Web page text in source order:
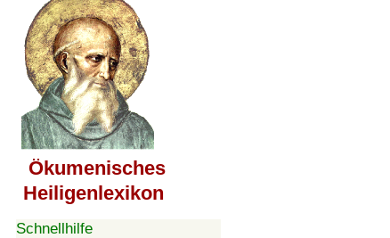
Ökumenisches
Heiligenlexikon
Schnellhilfe